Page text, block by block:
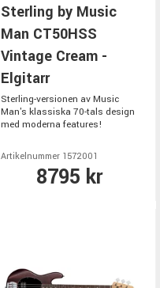
Sterling by Music
Man CT50HSS
Vintage Cream -
Elgitarr
Sterling-versionen av Music
Man's klassiska 70-tals design
med moderna features!
Artikelnummer 1572001
8795 kr